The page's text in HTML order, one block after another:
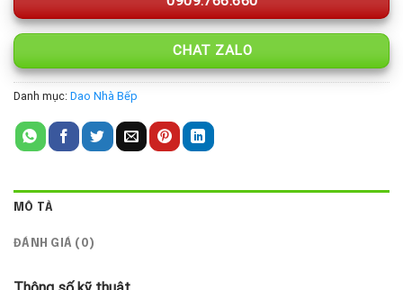
CHAT ZALO
Danh mục: Dao Nhà Bếp
MÔ TẢ
ĐÁNH GIÁ (0)